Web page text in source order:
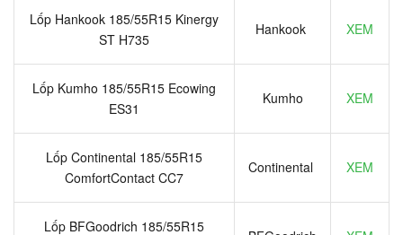
Lốp Hankook 185/55R15 Kinergy
ST H735
Hankook XEM
Lốp Kumho 185/55R15 Ecowing
ES31
Kumho XEM
Lốp Continental 185/55R15
ComfortContact CC7
Continental XEM
Lốp BFGoodrich 185/55R15